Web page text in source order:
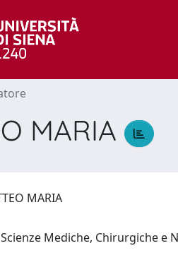
MARIA
MARIA
Mediche, Chirurgiche e